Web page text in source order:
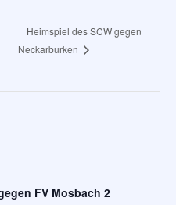
Heimspiel des SCW gegen
Neckarburken
FV Mosbach 2